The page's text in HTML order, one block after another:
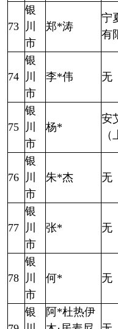
73
银
川
市
郑*涛
宁
有
74
银
川
市
李*伟 无
75
银
川
市
杨*
安
76
银
川
市
朱*杰 无
77
银
川
市
张* 无
78
银
川
市
何* 无
银
阿*杜热伊